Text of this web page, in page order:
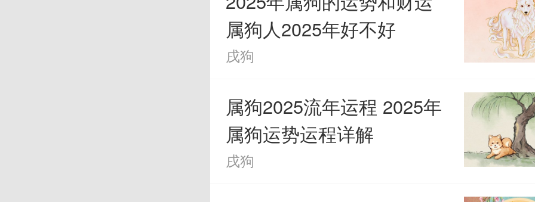
到甜蜜的恋爱生活。
属狗人的正缘在虎年间出现，属
属狗人2025年好不好
戌狗
属狗2025流年运程 2025年
属狗运势运程详解
戌狗